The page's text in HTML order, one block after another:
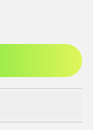
come